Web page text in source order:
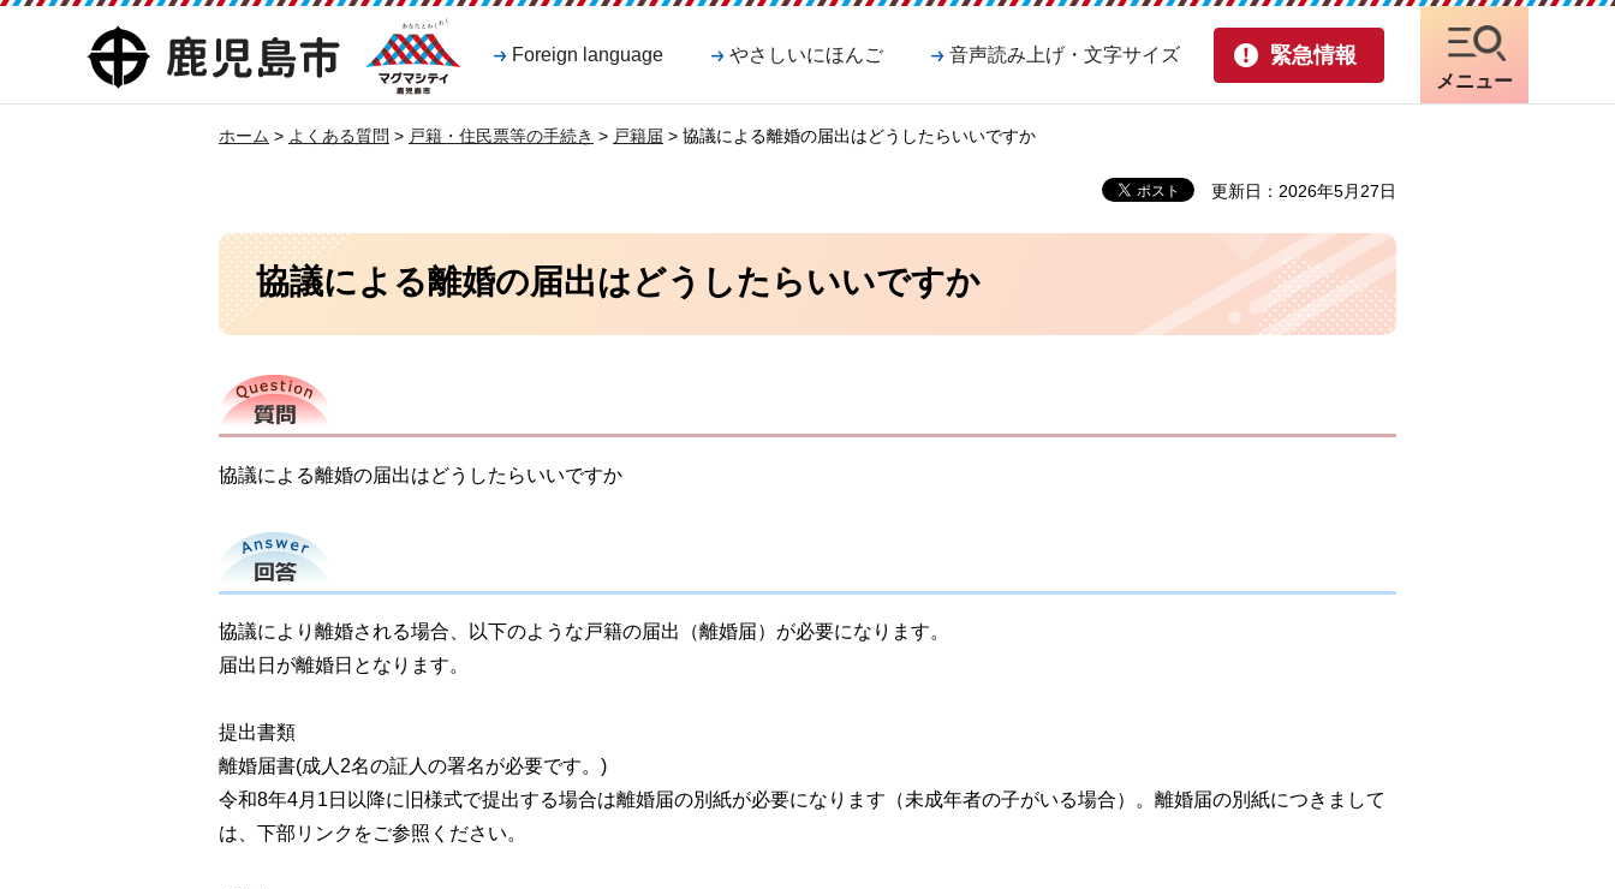
鹿児島市
マグマシティ
鹿児島市
Foreign language やさしいにほんご 音声読み上げ・文字サイズ 緊急情報
メニュー
ホーム > よくある質問 > 戸籍・住民票等の手続き > 戸籍届 > 協議による離婚の届出はどうしたらいいですか
更新日：2026年5月27日
協議による離婚の届出はどうしたらいいですか
質問
協議による離婚の届出はどうしたらいいですか
回答
協議により離婚される場合、以下のような戸籍の届出（離婚届）が必要になります。
届出日が離婚日となります。
提出書類
離婚届書(成人2名の証人の署名が必要です。)
令和8年4月1日以降に旧様式で提出する場合は離婚届の別紙が必要になります（未成年者の子がいる場合）。離婚届の別紙につきまして
は、下部リンクをご参照ください。